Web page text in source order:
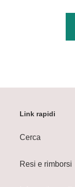
Link rapidi
Cerca
Resi e rimborsi